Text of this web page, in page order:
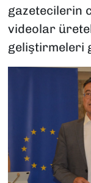
gazetecilerin
videolar
geliştirmeleri